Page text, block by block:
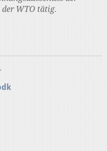
WTO tätig.